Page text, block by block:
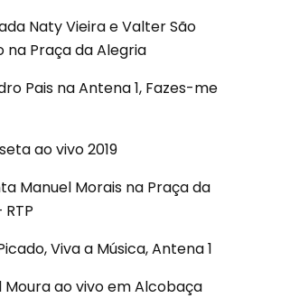
Naty Vieira e Valter São
na Praça da Alegria
Pais na Antena 1, Fazes-me
ao vivo 2019
Manuel Morais na Praça da
Viva a Música, Antena 1
Moura ao vivo em Alcobaça